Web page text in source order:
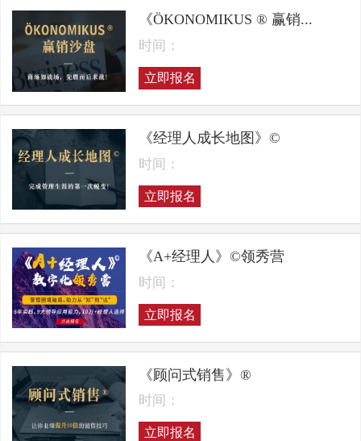
《ÖKONOMIKUS ® 赢销...
时间：
立即报名
《经理人成长地图》©
时间：
立即报名
《A+经理人》©领秀营
时间：
立即报名
《顾问式销售》®
时间：
立即报名